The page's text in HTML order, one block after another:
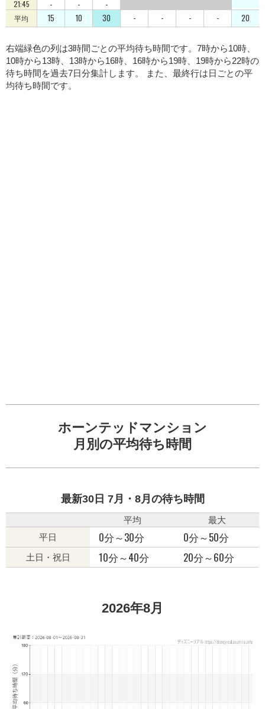
21:45 - - -
平均 15 10 30 - - - - 20
右端緑色の列は3時間ごとの平均待ち時間です。7時から10時、
10時から13時、13時から16時、16時から19時、19時から22時の
待ち時間を過去7日分集計します。 また、最終行は日ごとの平
均待ち時間です。
ホーンテッドマンション
月別の平均待ち時間
最新30日 7月・8月の待ち時間
平均
最大
平日
0分～30分 0分～50分
土日・祝日 10分～40分 20分～60分
2026年8月